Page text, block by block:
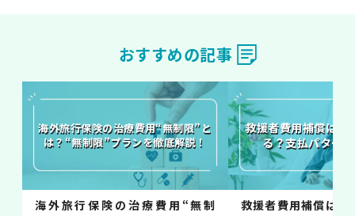
おすすめの記事
海外旅行保険の治療費用“無制限”と
は？“無制限”プランを徹底解説！
海外旅行保険の治療費用“無制
救援者費用補償はど
る？支払パター
救援者費用補償はど